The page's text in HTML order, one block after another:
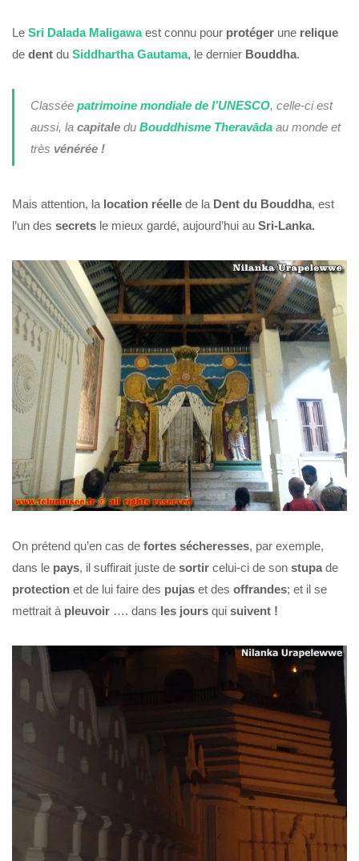
Le Sri Dalada Maligawaest connu pour protéger une relique
de dent du Siddhartha Gautama, le dernier Bouddha.
Classée patrimoine mondiale de l’UNESCO, celle-ci est
aussi, la capitaledu Bouddhisme Theravādaau monde et
très vénérée !
Mais attention, la location réelle de la Dent du Bouddha, est
l’un des secrets le mieux gardé, aujourd’hui au Sri-Lanka.
On prétend qu’en cas de fortes sécheresses, par exemple,
dans le pays, il suffirait juste de sortir celui-ci de son stupa de
protection et de lui faire des pujas et des offrandes; et il se
mettrait à pleuvoir …. dans les jours qui suivent !